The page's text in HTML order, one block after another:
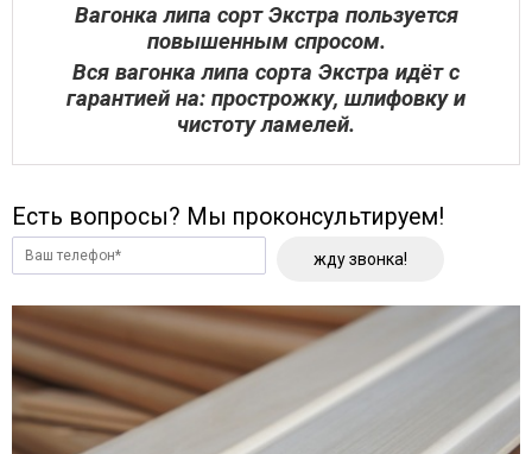
Вагонка липа сорт Экстра пользуется
повышенным спросом.
Вся вагонка липа сорта Экстра идёт с
гарантией на: прострожку, шлифовку и
чистоту ламелей.
Есть вопросы? Мы проконсультируем!
жду звонка!